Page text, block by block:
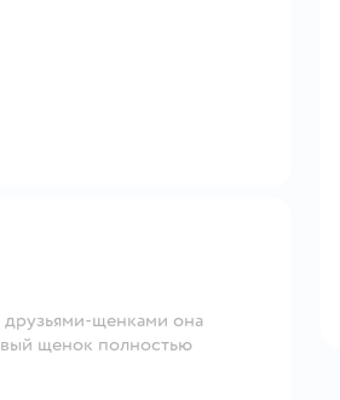
щенками она
щенок полностью